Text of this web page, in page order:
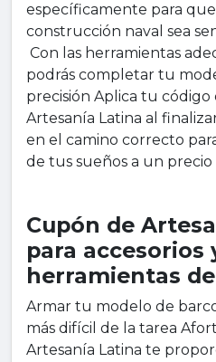
específicamente para
construcción naval sea
Con las herramientas
podrás completar tu
precisión Aplica tu
Artesanía Latina al
en el camino correcto
de tus sueños a un
Cupón de
para accesorios
herramientas
Armar tu modelo de
más difícil de la tarea
Artesanía Latina te